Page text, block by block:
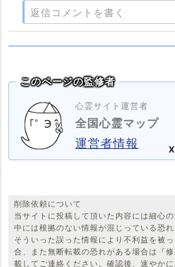
返信コメントを書く
このページの監修者
心霊サイト運営者
全国心霊マップ
運営者情報
削除依頼について
当サイトに投稿して頂いた内容には細心
中には根拠のない情報が混じっている恐れ
そういった誤った情報により不利益を被
合、また無断転載の恐れがある場合は『
載してご連絡ください。確認後、速やか